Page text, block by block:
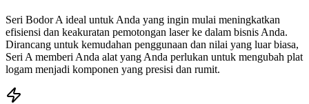
Seri Bodor A ideal untuk Anda yang ingin mulai meningkatkan
efisiensi dan keakuratan pemotongan laser ke dalam bisnis Anda.
Dirancang untuk kemudahan penggunaan dan nilai yang luar biasa,
Seri A memberi Anda alat yang Anda perlukan untuk mengubah plat
logam menjadi komponen yang presisi dan rumit.